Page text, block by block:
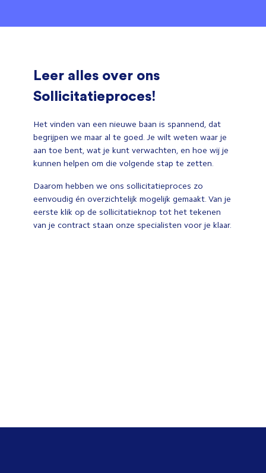
Leer alles over ons
Sollicitatieproces!
Het vinden van een nieuwe baan is spannend, dat
begrijpen we maar al te goed. Je wilt weten waar je
aan toe bent, wat je kunt verwachten, en hoe wij je
kunnen helpen om die volgende stap te zetten.
Daarom hebben we ons sollicitatieproces zo
eenvoudig én overzichtelijk mogelijk gemaakt. Van je
eerste klik op de sollicitatieknop tot het tekenen
van je contract staan onze specialisten voor je klaar.